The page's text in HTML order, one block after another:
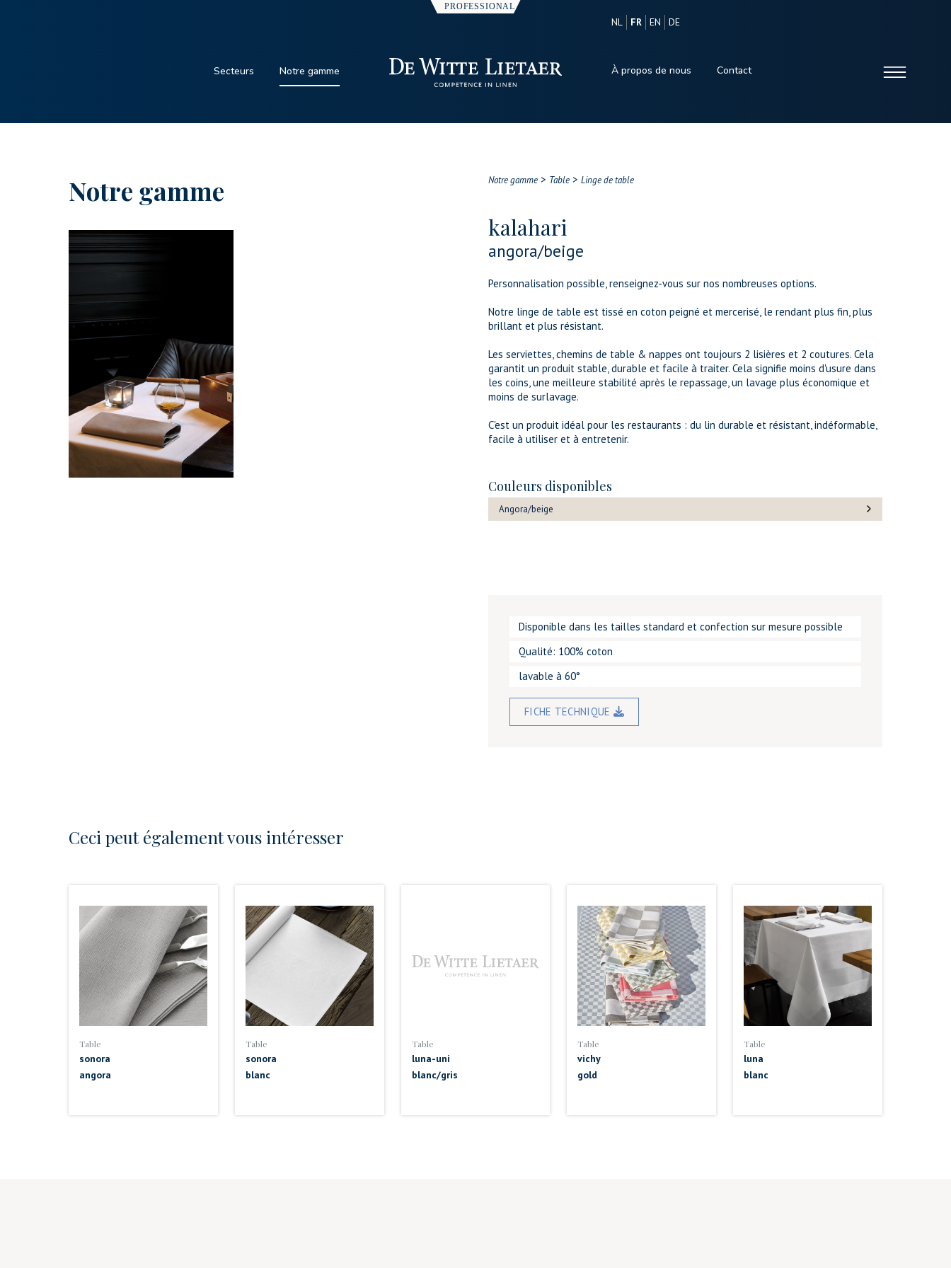
Secteurs Notre gamme
NL FR EN DE
À propos de nous Contact
Notre gamme Notre gamme> Table> Linge de table
kalahari
angora/beige
Personnalisation possible, renseignez-vous sur nos nombreuses options.
Notre linge de table est tissé en coton peigné et mercerisé, le rendant plus fin, plus
brillant et plus résistant.
Les serviettes, chemins de table & nappes ont toujours 2 lisières et 2 coutures. Cela
garantit un produit stable, durable et facile à traiter. Cela signifie moins d'usure dans
les coins, une meilleure stabilité après le repassage, un lavage plus économique et
moins de surlavage.
C'est un produit idéal pour les restaurants : du lin durable et résistant, indéformable,
facile à utiliser et à entretenir.
Couleurs disponibles
Angora/beige
Disponible dans les tailles standard et confection sur mesure possible
Qualité: 100% coton
lavable à 60°
FICHE TECHNIQUE
Ceci peut également vous intéresser
Table
sonora
angora
Table
sonora
blanc
Table
luna-uni
blanc/gris
Table
vichy
gold
Table
luna
blanc